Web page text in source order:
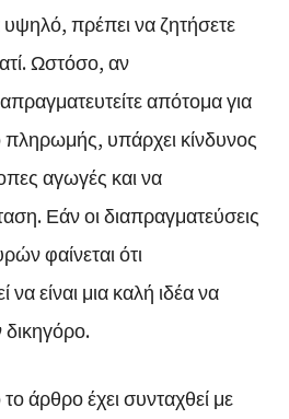
υψηλό, πρέπει να ζητήσετε
Ωστόσο, αν
απότομα για
υπάρχει κίνδυνος
αγωγές και να
Εάν οι διαπραγματεύσεις
φαίνεται ότι
είναι μια καλή ιδέα να
δικηγόρο.
άρθρο έχει συνταχθεί με